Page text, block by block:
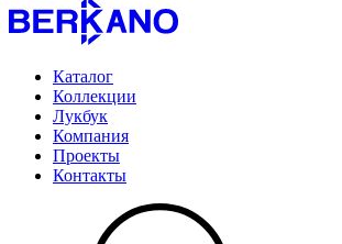
Каталог
Коллекции
Лукбук
Компания
Проекты
Контакты